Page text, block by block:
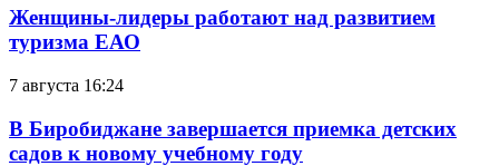
Женщины-лидеры работают над развитием
туризма ЕАО
7 августа 16:24
В Биробиджане завершается приемка детских
садов к новому учебному году